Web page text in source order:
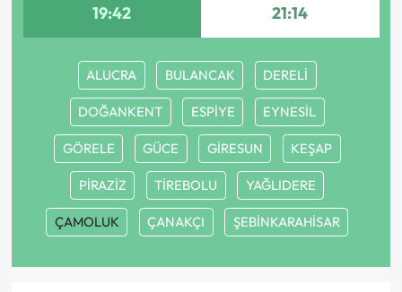
19:42 21:14
ALUCRA BULANCAK DERELİ
DOĞANKENT ESPİYE EYNESİL
GÖRELE GÜCE GİRESUN KEŞAP
PİRAZİZ TİREBOLU YAĞLIDERE
ÇAMOLUK ÇANAKÇI ŞEBİNKARAHİSAR